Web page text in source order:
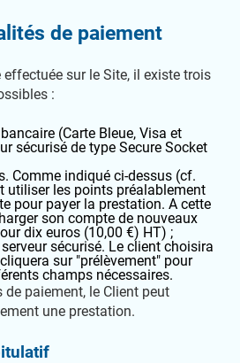
de paiement
sur le Site, il existe trois
:
(Carte Bleue, Visa et
sécurisé de type Secure Socket
Comme indiqué ci-dessus (cf.
utiliser les points préalablement
pour payer la prestation. A cette
son compte de nouveaux
dix euros (10,00 €) HT) ;
sécurisé. Le client choisira
sur "prélèvement" pour
champs nécessaires.
paiement, le Client peut
une prestation.